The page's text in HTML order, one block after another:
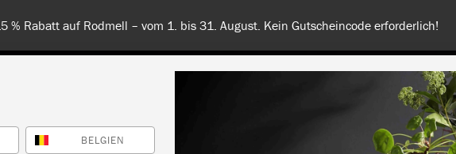
unsere Farben – kostenlose Farbkarte jetzt bestellen. Versandkostenfrei ab 50€.
Deutschland
BELGIEN